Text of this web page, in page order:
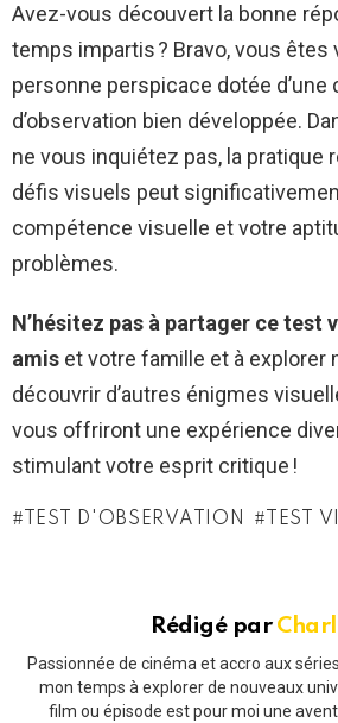
Avez-vous découvert la bonne
temps impartis ? Bravo, vous êtes
personne perspicace dotée d’une
d’observation bien développée.
ne vous inquiétez pas, la pratique
défis visuels peut
compétence visuelle et votre
problèmes.
N’hésitez pas à partager ce test
amis et votre famille et à explorer
découvrir d’autres énigmes
vous offriront une expérience
stimulant votre esprit critique !
TEST D'OBSERVATION TEST
Rédigé par
Passionnée de cinéma et accro aux
mon temps à explorer de nouveaux
film ou épisode est pour moi une